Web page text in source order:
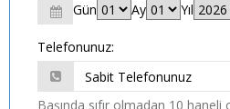
Gün
Ay Yıl
Telefonunuz:
Başında sıfır olmadan 10 haneli